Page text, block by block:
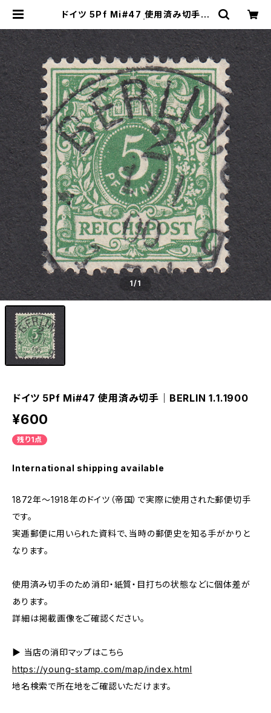
ドイツ 5Pf Mi#47 使用済み切手｜
のネットショップ | Young Stamp
1/1
ドイツ 5Pf Mi#47 使用済み切手｜BERLIN 1.1.1900
¥600
残り1点
International shipping available
1872年～1918年のドイツ（帝国）で実際に使用された郵便切手
です。
実逓郵便に用いられた資料で、当時の郵便史を知る手がかりと
なります。
使用済み切手のため消印・紙質・目打ちの状態などに個体差が
あります。
詳細は掲載画像をご確認ください。
▶ 当店の消印マップはこちら
https://young-stamp.com/map/index.html
地名検索で所在地をご確認いただけます。